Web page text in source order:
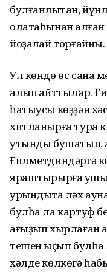
булғанлыҡтан,
олатаһынан
йоҙаҡлай торғайны.
Ул кɵндɵ ɵс сана
алып ҡайттылар.
һатыусы кɵҙҙəн
хитланырға тура
утынды бушатып,
Ғилметдиндəргə
яраштырырға
урындыҡта лəх
булһа ла картуф
ағыҙып хырлаған
тешен ҡыҫып
хəлде кɵлкɵгə